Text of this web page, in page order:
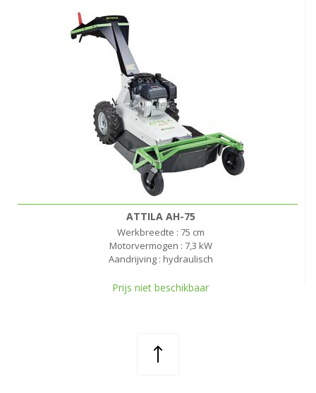
ATTILA AH-75
Werkbreedte : 75 cm
Motorvermogen : 7,3 kW
Aandrijving : hydraulisch
Prijs niet beschikbaar